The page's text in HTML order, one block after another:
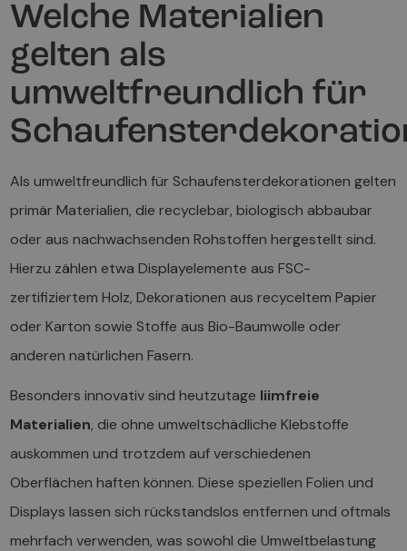
Welche Materialien
gelten als
umweltfreundlich für
Als umweltfreundlich für Schaufensterdekorationen gelten
primär Materialien, die recyclebar, biologisch abbaubar
oder aus nachwachsenden Rohstoffen hergestellt sind.
Hierzu zählen etwa Displayelemente aus FSC-
zertifiziertem Holz, Dekorationen aus recyceltem Papier
oder Karton sowie Stoffe aus Bio-Baumwolle oder
anderen natürlichen Fasern.
Besonders innovativ sind heutzutage liimfreie
Materialien, die ohne umweltschädliche Klebstoffe
auskommen und trotzdem auf verschiedenen
Oberflächen haften können. Diese speziellen Folien und
Displays lassen sich rückstandslos entfernen und oftmals
mehrfach verwenden, was sowohl die Umweltbelastung